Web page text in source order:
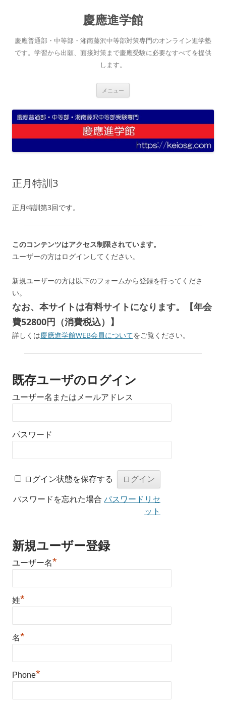
へ
ス
キ
慶應進学館
慶應普通部・中等部・湘南藤沢中等部対策専門のオンライン進学塾
です。学習から出願、面接対策まで慶應受験に必要なすべてを提供
します。
メニュー
正月特訓3
正月特訓第3回です。
このコンテンツはアクセス制限されています。
ユーザーの方はログインしてください。
新規ユーザーの方は以下のフォームから登録を行ってくださ
い。
なお、本サイトは有料サイトになります。【年会
費52800円（消費税込）】
詳しくは慶應進学館WEB会員についてをご覧ください。
既存ユーザのログイン
ユーザー名またはメールアドレス
パスワード
ログイン状態を保存する
パスワードを忘れた場合 パスワードリセ
ット
新規ユーザー登録
ユーザー名*
姓*
名*
Phone*